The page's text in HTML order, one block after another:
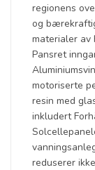
regionens
og
materialer av
Pansret
motoriserte
resin med
inkludert
reduserer